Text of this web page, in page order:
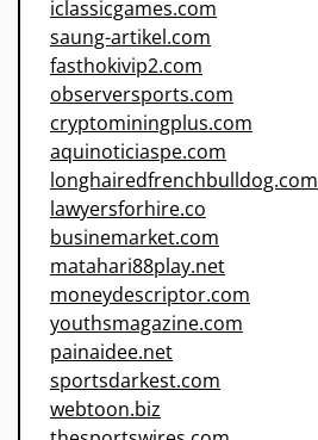
iclassicgames.com
saung-artikel.com
fasthokivip2.com
observersports.com
cryptominingplus.com
aquinoticiaspe.com
longhairedfrenchbulldog.com
lawyersforhire.co
businemarket.com
matahari88play.net
moneydescriptor.com
youthsmagazine.com
painaidee.net
sportsdarkest.com
webtoon.biz